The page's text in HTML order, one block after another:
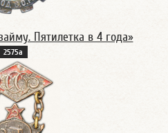
Пятилетка в 4 года»
2575а